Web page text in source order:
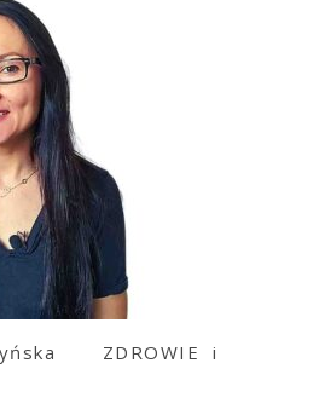
ZDROWIE i